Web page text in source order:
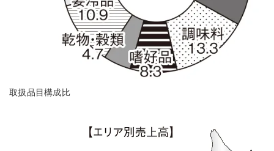
取扱品目構成比